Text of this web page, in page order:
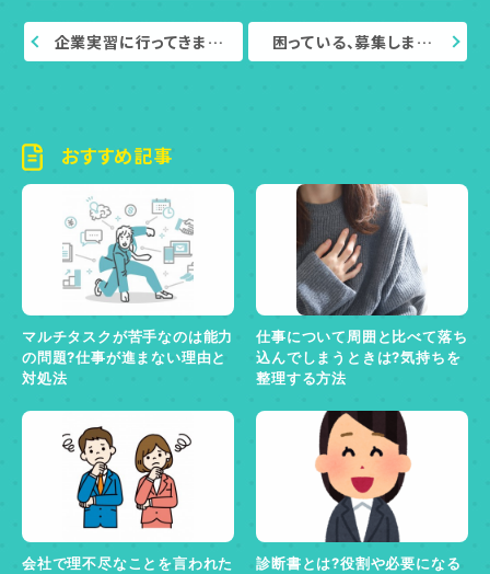
企業実習に行ってきま… 困っている、募集しま…
おすすめ記事
マルチタスクが苦手なのは能力
の問題?仕事が進まない理由と
対処法
仕事について周囲と比べて落ち
込んでしまうときは?気持ちを
整理する方法
会社で理不尽なことを言われた 診断書とは?役割や必要になる